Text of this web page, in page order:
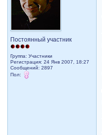
Постоянный участник
Группа: Участники
Регистрация: 24 Янв 2007, 18:27
Сообщений: 2897
Пол: